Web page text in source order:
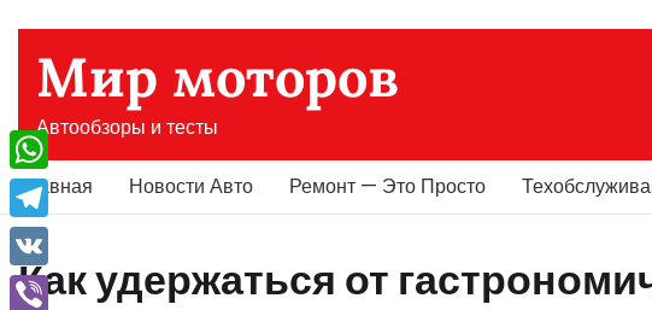
содержимому
Мир моторов
Автообзоры и тесты
Главная Новости Авто Ремонт — Это Просто
Как удержаться от
WhatsApp
Telegram
VK